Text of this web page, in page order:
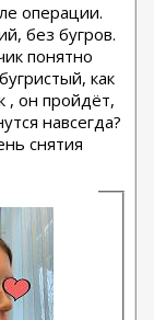
операции.
без бугров.
понятно
как
, он пройдёт,
навсегда?
снятия